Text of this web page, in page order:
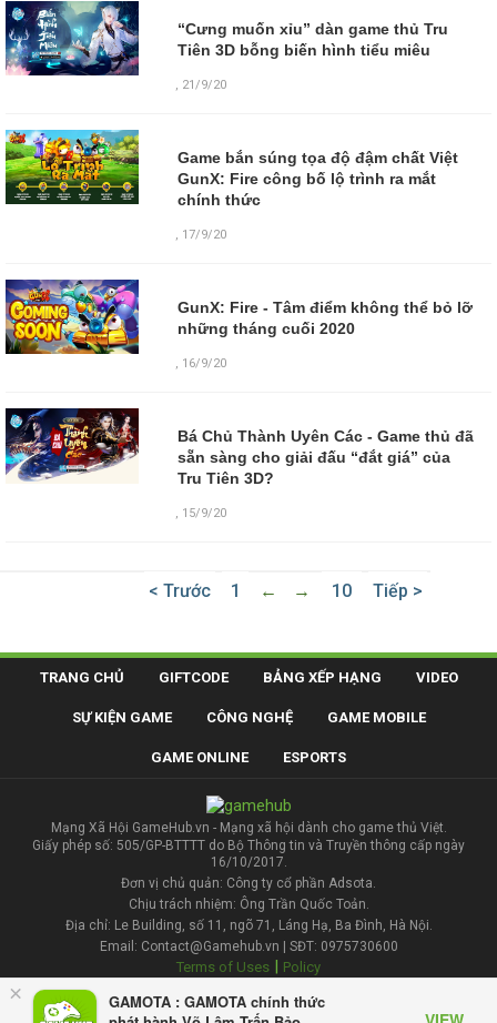
×
GAMOTA : GAMOTA chính thức
“Cưng muốn xỉu” dàn game thủ Tru
Tiên 3D bỗng biến hình tiểu miêu
, 21/9/20
Game bắn súng tọa độ đậm chất Việt
GunX: Fire công bố lộ trình ra mắt
chính thức
, 17/9/20
GunX: Fire - Tâm điểm không thể bỏ lỡ
những tháng cuối 2020
, 16/9/20
Bá Chủ Thành Uyên Các - Game thủ đã
sẵn sàng cho giải đấu “đắt giá” của
Tru Tiên 3D?
, 15/9/20
< Trước 1 ← → 10 Tiếp >
TRANG CHỦ GIFTCODE BẢNG XẾP HẠNG VIDEO
SỰ KIỆN GAME CÔNG NGHỆ GAME MOBILE
GAME ONLINE ESPORTS
Mạng Xã Hội GameHub.vn - Mạng xã hội dành cho game thủ Việt.
Giấy phép số: 505/GP-BTTTT do Bộ Thông tin và Truyền thông cấp ngày
16/10/2017.
Đơn vị chủ quản: Công ty cổ phần Adsota.
Chịu trách nhiệm: Ông Trần Quốc Toản.
Địa chỉ: Le Building, số 11, ngõ 71, Láng Hạ, Ba Đình, Hà Nội.
Email: Contact@Gamehub.vn | SĐT: 0975730600
Terms of Uses | Policy
Liên hệ đăng bài